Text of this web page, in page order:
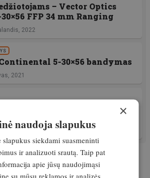
– Vector Optics
FFP 34 mm Ranging
2022
5-30×56 bandymas
2021
×
naudoja slapukus
slapukus siekdami suasmeninti
ir analizuoti srautą. Taip pat
apie jūsų naudojimąsi
su mūsų reklamos ir analizės